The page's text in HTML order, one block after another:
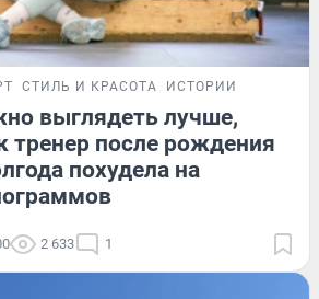
СТИЛЬ И КРАСОТА ИСТОРИИ
выглядеть лучше,
тренер после рождения
похудела на
2 633 1